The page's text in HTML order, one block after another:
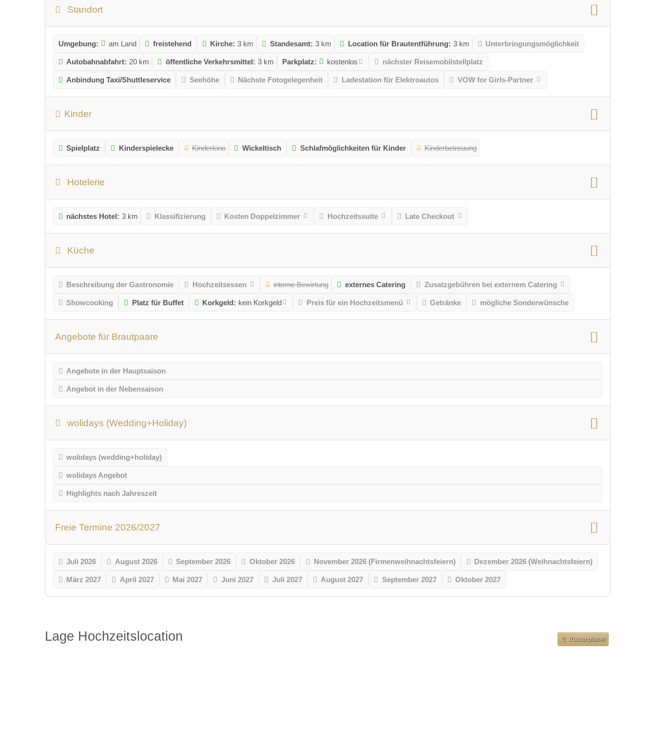
Standort
Umgebung: am Land freistehend Kirche: 3 km Standesamt: 3 km Location für Brautentführung: 3 km Unterbringungsmöglichkeit
Autobahnabfahrt: 20 km öffentliche Verkehrsmittel: 3 km Parkplatz: kostenlos nächster Reisemobilstellplatz
Anbindung Taxi/Shuttleservice Seehöhe Nächste Fotogelegenheit Ladestation für Elektroautos VOW for Girls-Partner
Kinder
Spielplatz Kinderspielecke Kinderkino Wickeltisch Schlafmöglichkeiten für Kinder Kinderbetreuung
Hotelerie
nächstes Hotel: 3 km Klassifizierung Kosten Doppelzimmer Hochzeitssuite Late Checkout
Küche
Beschreibung der Gastronomie Hochzeitsessen interne Bewirtung externes Catering Zusatzgebühren bei externem Catering
Showcooking Platz für Buffet Korkgeld: kein Korkgeld Preis für ein Hochzeitsmenü Getränke mögliche Sonderwünsche
Angebote für Brautpaare
Angebote in der Hauptsaison
Angebot in der Nebensaison
wolidays (Wedding+Holiday)
wolidays (wedding+holiday)
wolidays Angebot
Highlights nach Jahreszeit
Freie Termine 2026/2027
Juli 2026 August 2026 September 2026 Oktober 2026 November 2026 (Firmenweihnachtsfeiern) Dezember 2026 (Weihnachtsfeiern)
März 2027 April 2027 Mai 2027 Juni 2027 Juli 2027 August 2027 September 2027 Oktober 2027
Lage Hochzeitslocation Routenplaner